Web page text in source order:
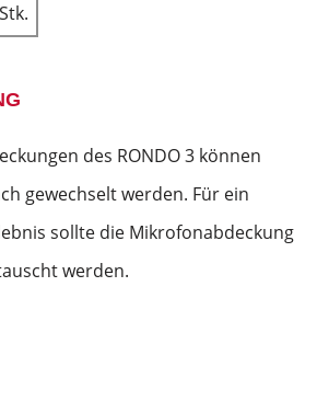
des RONDO 3 können
gewechselt werden. Für ein
sollte die Mikrofonabdeckung
werden.